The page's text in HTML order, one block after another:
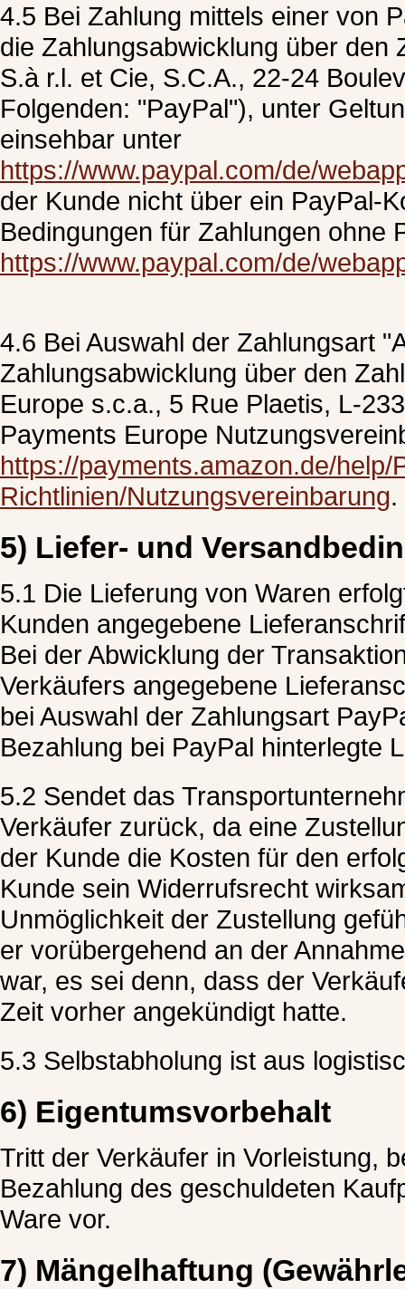
4.5 Bei Zahlung mittels einer von
die Zahlungsabwicklung über den
S.à r.l. et Cie, S.C.A., 22-24
Folgenden: "PayPal"), unter
einsehbar unter
https://www.paypal.com/de/
der Kunde nicht über ein PayPal-
Bedingungen für Zahlungen ohne
https://www.paypal.com/de/
4.6 Bei Auswahl der Zahlungsart
Zahlungsabwicklung über den
Europe s.c.a., 5 Rue Plaetis, L-
Payments Europe
https://payments.amazon.de/
Richtlinien/Nutzungsvereinbarung.
5) Liefer- und
5.1 Die Lieferung von Waren
Kunden angegebene
Bei der Abwicklung der
Verkäufers angegebene
bei Auswahl der Zahlungsart
Bezahlung bei PayPal hinterlegte
5.2 Sendet das
Verkäufer zurück, da eine
der Kunde die Kosten für den
Kunde sein Widerrufsrecht
Unmöglichkeit der Zustellung
er vorübergehend an der
war, es sei denn, dass der
Zeit vorher angekündigt hatte.
5.3 Selbstabholung ist aus
6) Eigentumsvorbehalt
Tritt der Verkäufer in Vorleistung,
Bezahlung des geschuldeten
Ware vor.
7) Mängelhaftung